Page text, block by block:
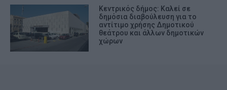
Κεντρικός δήμος: Καλεί σε
δημόσια διαβούλευση για το
αντίτιμο χρήσης Δημοτικού
θεάτρου και άλλων δημοτικών
χώρων